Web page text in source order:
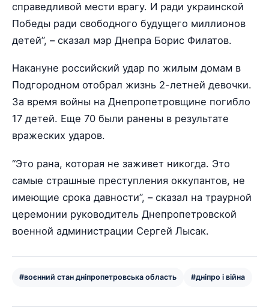
справедливой мести врагу. И ради украинской
Победы ради свободного будущего миллионов
детей”, – сказал мэр Днепра Борис Филатов.
Накануне российский удар по жилым домам в
Подгородном отобрал жизнь 2-летней девочки.
За время войны на Днепропетровщине погибло
17 детей. Еще 70 были ранены в результате
вражеских ударов.
“Это рана, которая не заживет никогда. Это
самые страшные преступления оккупантов, не
имеющие срока давности”, – сказал на траурной
церемонии руководитель Днепропетровской
военной администрации Сергей Лысак.
#воєнний стан дніпропетровська область #дніпро і війна